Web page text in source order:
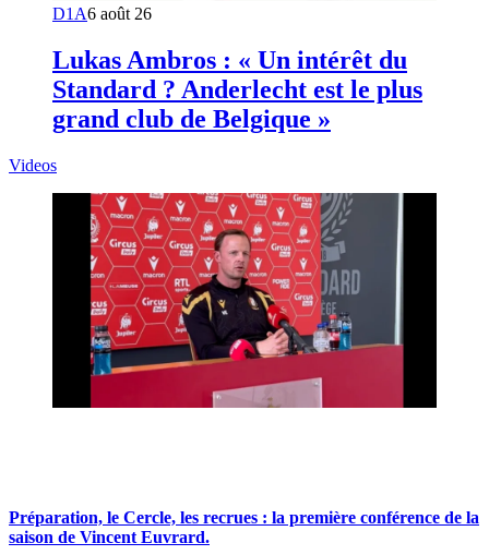
D1A6 août 26
Lukas Ambros : « Un intérêt du
Standard ? Anderlecht est le plus
grand club de Belgique »
Videos
Préparation, le Cercle, les recrues : la première conférence de la
saison de Vincent Euvrard.